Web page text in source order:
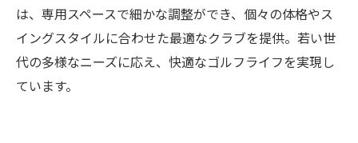
は、専用スペースで細かな調整ができ、個々の体格やス
イングスタイルに合わせた最適なクラブを提供。若い世
代の多様なニーズに応え、快適なゴルフライフを実現し
ています。